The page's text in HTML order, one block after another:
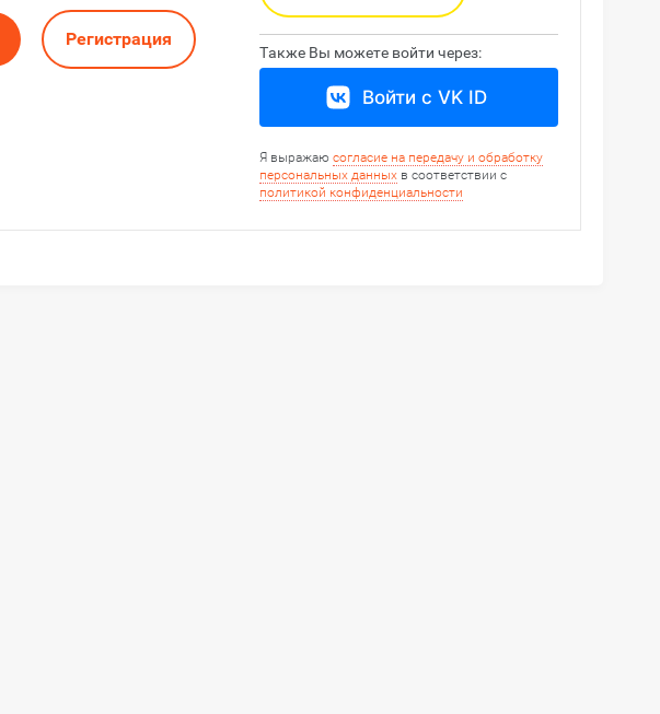
Регистрация
Также Вы можете войти через:
Войти с VK ID
Я выражаю согласие на передачу и обработку
персональных данных в соответствии с
политикой конфиденциальности